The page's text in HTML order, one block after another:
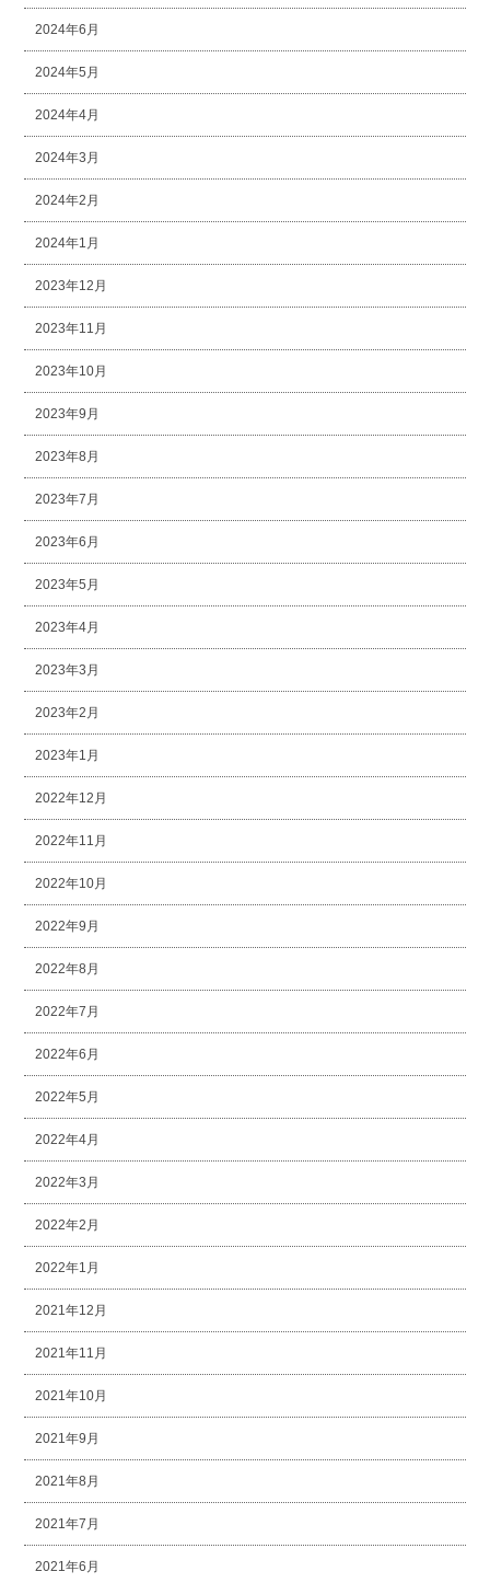
2024年6月
2024年5月
2024年4月
2024年3月
2024年2月
2024年1月
2023年12月
2023年11月
2023年10月
2023年9月
2023年8月
2023年7月
2023年6月
2023年5月
2023年4月
2023年3月
2023年2月
2023年1月
2022年12月
2022年11月
2022年10月
2022年9月
2022年8月
2022年7月
2022年6月
2022年5月
2022年4月
2022年3月
2022年2月
2022年1月
2021年12月
2021年11月
2021年10月
2021年9月
2021年8月
2021年7月
2021年6月